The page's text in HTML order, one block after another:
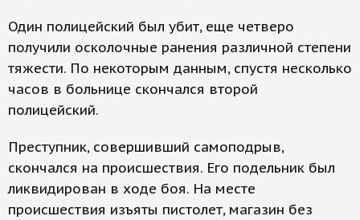
Один полицейский был убит, еще четверо
получили осколочные ранения различной степени
тяжести. По некоторым данным, спустя несколько
часов в больнице скончался второй
полицейский.
Преступник, совершивший самоподрыв,
скончался на происшествия. Его подельник был
ликвидирован в ходе боя. На месте
происшествия изъяты пистолет, магазин без